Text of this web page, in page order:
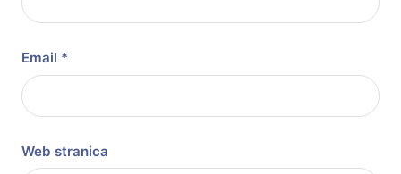
Email *
Web stranica